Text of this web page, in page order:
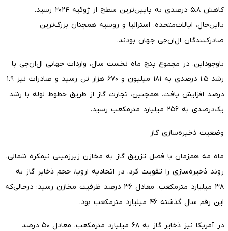
کاهش ۵.۸ درصدی به پایین‌ترین سطح از ژوئیه ۲۰۲۴ رسید.
بااین‌حال، ایالات‌متحده، استرالیا و روسیه همچنان بزرگ‌ترین
صادرکنندگان ال‌ان‌جی جهان بودند.
باوجوداین، در مجموع پنج ماه نخست سال، واردات جهانی ال‌ان‌جی با
رشد ۱.۵ درصدی به ۱۸۱ میلیون و ۶۷۰ هزار تن رسید و صادرات نیز ۱.۹
درصد افزایش یافت. همچنین، تجارت گاز از طریق خطوط لوله با رشد
یک‌درصدی به ۲۵۶ میلیارد مترمکعب رسید.
وضعیت ذخیره‌سازی گاز
ماه مه هم‌زمان با فصل تزریق گاز به مخازن زیرزمینی نیمکره شمالی،
روند ذخیره‌سازی را تقویت کرد. در اتحادیه اروپا، حجم ذخایر گاز به
۳۸ میلیارد مترمکعب، معادل ۳۶ درصد ظرفیت مخازن رسید؛ درحالی‌که
این رقم سال گذشته ۴۶ میلیارد مترمکعب بود.
در آمریکا نیز ذخایر گاز به ۶۸ میلیارد مترمکعب، معادل ۵۰ درصد